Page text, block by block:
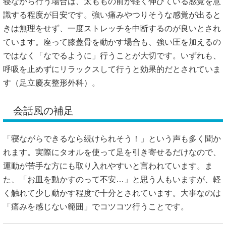
識する程度が目安です。強い痛みやつりそうな感覚が出ると
きは無理をせず、一度ストレッチを中断するのが良いとされ
ています。座って膝蓋骨を動かす場合も、強い圧を加えるの
ではなく「なでるように」行うことが大切です。いずれも、
呼吸を止めずにリラックスして行うと効果的だとされていま
す（ 足立慶友整形外科）。
会話風の補足
「寝ながらできるなら続けられそう！」という声も多く聞か
れます。実際にタオルを使って足を引き寄せるだけなので、
運動が苦手な方にも取り入れやすいと言われています。ま
た、「お皿を動かすのって不安…」と思う人もいますが、軽
く触れて少し動かす程度で十分とされています。大事なのは
「痛みを感じない範囲」でコツコツ行うことです。